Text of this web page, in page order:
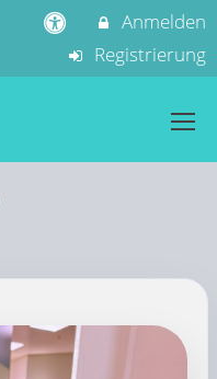
Anmelden
Registrierung